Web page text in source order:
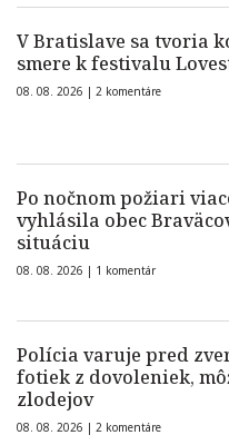
V Bratislave sa tvoria
smere k festivalu
08. 08. 2026 | 2 komentáre
Po nočnom požiari
vyhlásila obec
situáciu
08. 08. 2026 | 1 komentár
Polícia varuje pred
fotiek z dovoleniek,
zlodejov
08. 08. 2026 | 2 komentáre